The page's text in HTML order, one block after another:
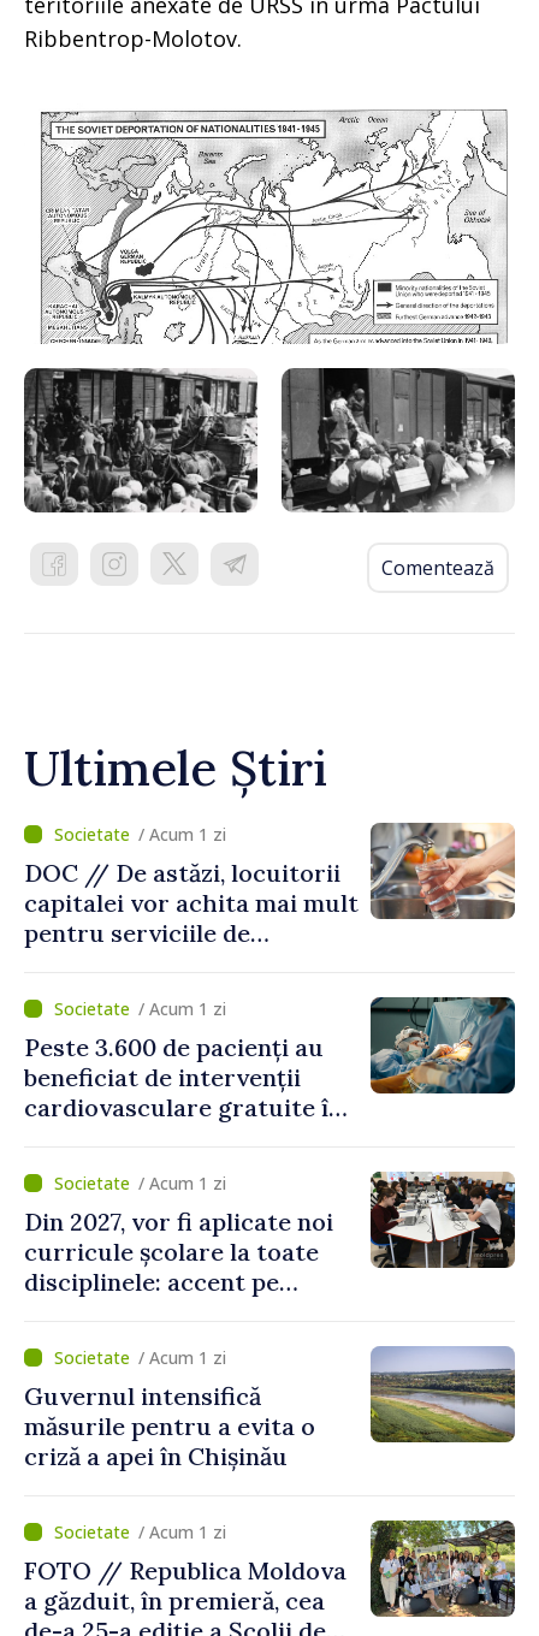
Ribbentrop-Molotov.
Comentează
Ultimele Știri
/ Acum 1 zi
DOC // De astăzi, locuitorii
capitalei vor achita mai mult
pentru serviciile de
canalizare
/ Acum 1 zi
Peste 3.600 de pacienți au
beneficiat de intervenții
cardiovasculare gratuite în
/ Acum 1 zi
Din 2027, vor fi aplicate noi
curricule școlare la toate
disciplinele: accent pe
și folosirea cunoștințelor în
situații reale/ Acum 1 zi
Guvernul intensifică
măsurile pentru a evita o
criză a apei în Chișinău
/ Acum 1 zi
FOTO // Republica Moldova
a găzduit, în premieră, cea